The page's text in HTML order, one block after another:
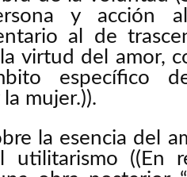
y acción
al de
virtud del amor,
específico
mujer.)).
la esencia del
utilitarismo ((En